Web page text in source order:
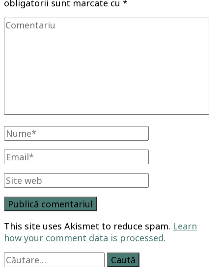
obligatorii sunt marcate cu *
This site uses Akismet to reduce spam. Learn
how your comment data is processed.
Caută
după: